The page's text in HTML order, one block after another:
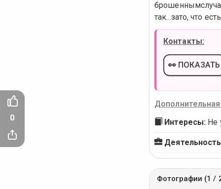
так...зато, что
Контакты:
👀 ПОКАЗАТЬ
Интересы: Не
Фотографии (1 /
0